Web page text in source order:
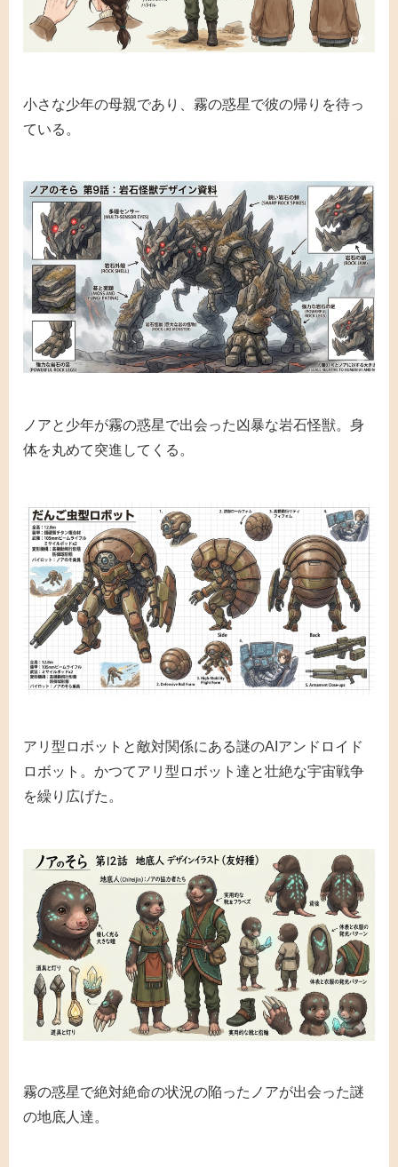
小さな少年の母親であり、霧の惑星で彼の帰りを待っ
ている。
ノアと少年が霧の惑星で出会った凶暴な岩石怪獣。身
体を丸めて突進してくる。
アリ型ロボットと敵対関係にある謎のAIアンドロイド
ロボット。かつてアリ型ロボット達と壮絶な宇宙戦争
を繰り広げた。
霧の惑星で絶対絶命の状況の陥ったノアが出会った謎
の地底人達。